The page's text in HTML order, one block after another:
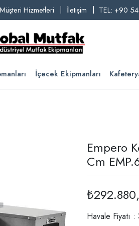
Müşteri Hizmetleri İletişim TEL: +90
İçecek Ekipmanları
Empero
Cm
Havale Fiyatı